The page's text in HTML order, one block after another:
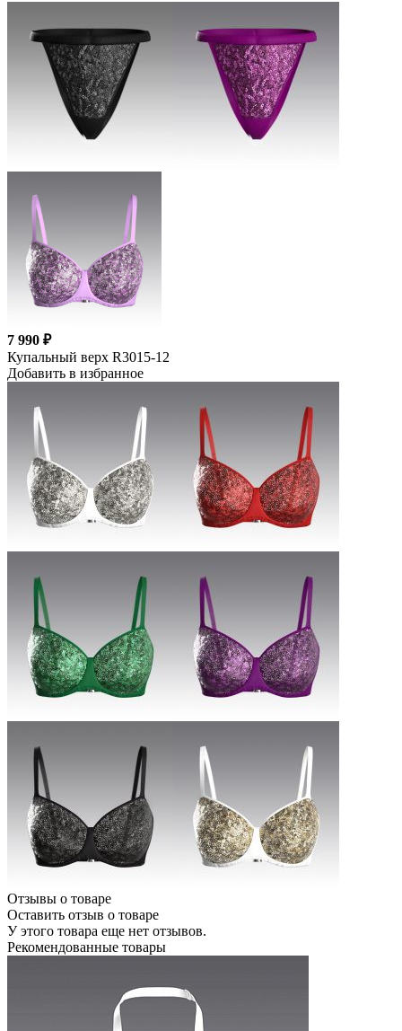
7 990 ₽
Купальный верх R3015-12
Добавить в избранное
Отзывы о товаре
Оставить отзыв о товаре
У этого товара еще нет отзывов.
Рекомендованные товары